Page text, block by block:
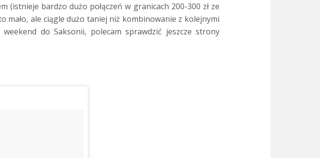
(istnieje bardzo dużo połączeń w granicach 200-300 zł ze
mało, ale ciągle dużo taniej niż kombinowanie z kolejnymi
do Saksonii, polecam sprawdzić jeszcze strony